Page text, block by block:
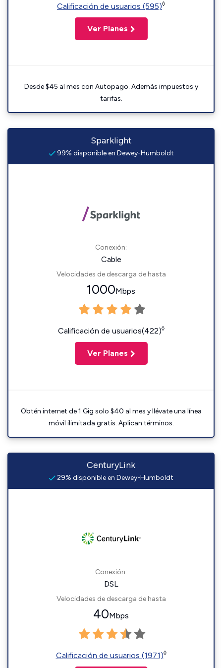
Calificación de usuarios (595)◊
Ver Planes
Desde $45 al mes con Autopago. Además impuestos y
tarifas.
Sparklight
99% disponible en Dewey-Humboldt
Conexión:
Cable
Velocidades de descarga de hasta
1000Mbps
Calificación de usuarios(422)◊
Ver Planes
Obtén internet de 1 Gig solo $40 al mes y llévate una línea
móvil ilimitada gratis. Aplican términos.
CenturyLink
29% disponible en Dewey-Humboldt
Conexión:
DSL
Velocidades de descarga de hasta
40Mbps
Calificación de usuarios (1971)◊